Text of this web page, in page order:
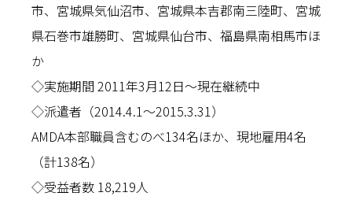
市、宮城県気仙沼市、宮城県本吉郡南三陸町、宮城
県石巻市雄勝町、宮城県仙台市、福島県南相馬市ほ
か
◇実施期間 2011年3月12日〜現在継続中
◇派遣者（2014.4.1〜2015.3.31）
AMDA本部職員含むのべ134名ほか、現地雇用4名
（計138名）
◇受益者数 18,219人